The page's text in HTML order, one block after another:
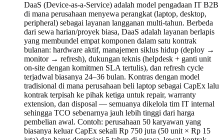
DaaS (Device-as-a-Service) adalah model pengadaan IT B2B
di mana perusahaan menyewa perangkat (laptop, desktop,
peripheral) sebagai layanan langganan multi-tahun. Berbeda
dari sewa harian/proyek biasa, DaaS adalah layanan berlapis
yang membundel empat komponen dalam satu kontrak
bulanan: hardware aktif, manajemen siklus hidup (deploy →
monitor → refresh), dukungan teknis (helpdesk + ganti unit
on-site dengan komitmen SLA tertulis), dan refresh cycle
terjadwal biasanya 24–36 bulan. Kontras dengan model
tradisional di mana perusahaan beli laptop sebagai CapEx lalu
kontrak terpisah ke pihak ketiga untuk repair, warranty
extension, dan disposal — semuanya dikelola tim IT internal
sehingga TCO sebenarnya jauh lebih tinggi dari harga
pembelian awal. Contoh: perusahaan 50 karyawan yang
biasanya keluar CapEx sekali Rp 750 juta (50 unit × Rp 15